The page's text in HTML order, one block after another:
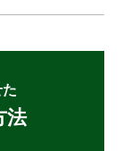
法